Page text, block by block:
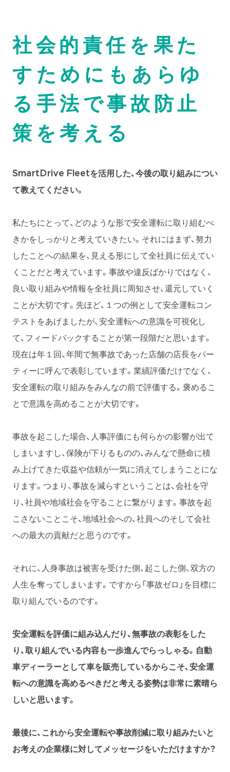
社会的責任を果た
すためにもあらゆ
る手法で事故防止
策を考える
SmartDrive Fleetを活用した、今後の取り組みについ
て教えてください。
私たちにとって、どのような形で安全運転に取り組むべ
きかをしっかりと考えていきたい。それにはまず、努力
したことへの結果を、見える形にして全社員に伝えてい
くことだと考えています。事故や違反ばかりではなく、
良い取り組みや情報を全社員に周知させ、還元していく
ことが大切です。先ほど、１つの例として安全運転コン
テストをあげましたが、安全運転への意識を可視化し
て、フィードバックすることが第一段階だと思います。
現在は年１回、年間で無事故であった店舗の店長をパー
ティーに呼んで表彰しています。業績評価だけでなく、
安全運転の取り組みをみんなの前で評価する。褒めるこ
とで意識を高めることが大切です。
事故を起こした場合、人事評価にも何らかの影響が出て
しまいますし、保険が下りるものの、みんなで懸命に積
み上げてきた収益や信頼が一気に消えてしまうことにな
ります。つまり、事故を減らすということは、会社を守
り、社員や地域社会を守ることに繋がります。事故を起
こさないことこそ、地域社会への、社員へのそして会社
への最大の貢献だと思うのです。
それに、人身事故は被害を受けた側、起こした側、双方の
人生を奪ってしまいます。ですから「事故ゼロ」を目標に
取り組んでいるのです。
安全運転を評価に組み込んだり、無事故の表彰をした
り、取り組んでいる内容も一歩進んでらっしゃる。自動
車ディーラーとして車を販売しているからこそ、安全運
転への意識を高めるべきだと考える姿勢は非常に素晴ら
しいと思います。
最後に、これから安全運転や事故削減に取り組みたいと
お考えの企業様に対してメッセージをいただけますか？